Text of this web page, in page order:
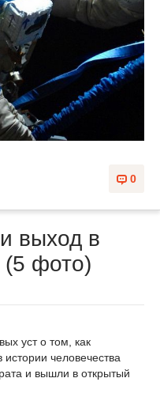
0
выход в
(5 фото)
уст о том, как
человечества
и вышли в открытый